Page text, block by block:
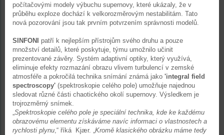
počítačovými modely výbuchu supernovy, které ukázaly, že v
průběhu exploze dochází k velkorozměrovým nestabilitám. Tato
nová pozorování jsou tak prvním potvrzením správnosti modelů.
SINFONI patří k nejlepším přístrojům svého druhu a pouze
množství detailů, které poskytuje, týmu umožnilo učinit
prezentované závěry. Systém adaptivní optiky, který využívá,
eliminuje efekty rozmazání obrazu vlivem turbulencí v zemské
atmosféře a pokročilá technika snímání známá jako 'integral field
spectroscopy' (spektroskopie celého pole) umožňuje najednou
sledovat různé části chaotického okolí supernovy. Výsledkem je
trojrozměrný snímek.
„Spektroskopie celého pole je speciální technika, kde ke každému
obrazovému elementu získáváme navíc informaci o vlastnostech a
rychlosti plynu,“ říká Kjær. „Kromě klasického obrázku máme tedy